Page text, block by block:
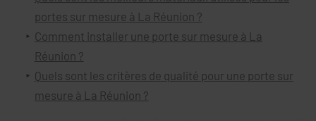
portes sur mesure à La Réunion ?
Comment installer une porte sur mesure à La
Réunion ?
Quels sont les critères de qualité pour une porte sur
mesure à La Réunion ?